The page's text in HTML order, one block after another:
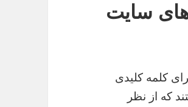
سایت
کلمه کلیدی
که از نظر